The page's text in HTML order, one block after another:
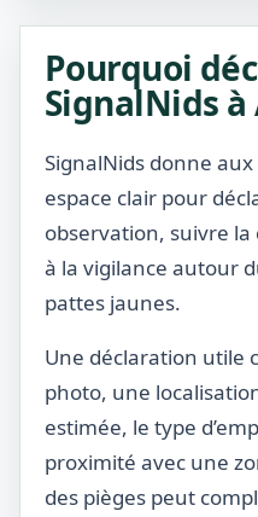
Pourquoi
SignalNids à
SignalNids donne
espace clair pour
observation, suivre
à la vigilance autour
pattes jaunes.
Une déclaration utile
photo, une
estimée, le type
proximité avec une
des pièges peut